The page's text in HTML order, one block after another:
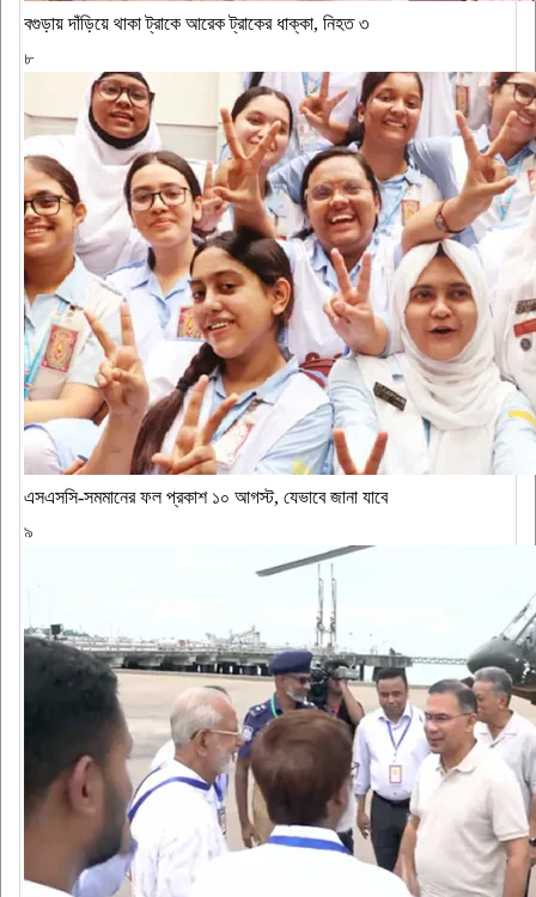
বগুড়ায় দাঁড়িয়ে থাকা ট্রাকে আরেক ট্রাকের ধাক্কা, নিহত ৩
৮
এসএসসি-সমমানের ফল প্রকাশ ১০ আগস্ট, যেভাবে জানা যাবে
৯